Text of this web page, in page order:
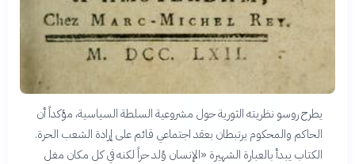
يطرح روسو نظريته الثورية حول مشروعية السلطة السياسية، مؤكداً أن
الحاكم والمحكوم يرتبطان بعقد اجتماعي قائم على إرادة الشعب الحرة.
الكتاب يبدأ بالعبارة الشهيرة «الإنسان وُلد حراً لكنه في كل مكان مغل